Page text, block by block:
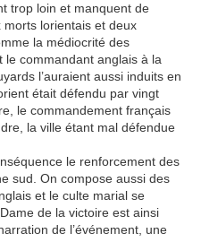
trop loin et manquent de
lorientais et deux
la médiocrité des
le commandant anglais à la
l’auraient aussi induits en
était défendu par vingt
le commandement français
la ville étant mal défendue
le renforcement des
sud. On compose aussi des
et le culte marial se
de la victoire est ainsi
de l’événement, une